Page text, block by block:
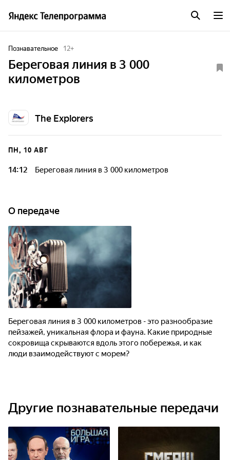
Познавательное 12+
Береговая линия в 3 000
километров
The Explorers
ПН, 10 АВГ
14:12 Береговая линия в 3 000 километров
О передаче
Береговая линия в 3 000 километров - это разнообразие
пейзажей, уникальная флора и фауна. Какие природные
сокровища скрываются вдоль этого побережья, и как
люди взаимодействуют с морем?
Другие познавательные передачи